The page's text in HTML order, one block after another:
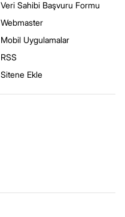
Veri Sahibi Başvuru Formu
Webmaster
Mobil Uygulamalar
RSS
Sitene Ekle